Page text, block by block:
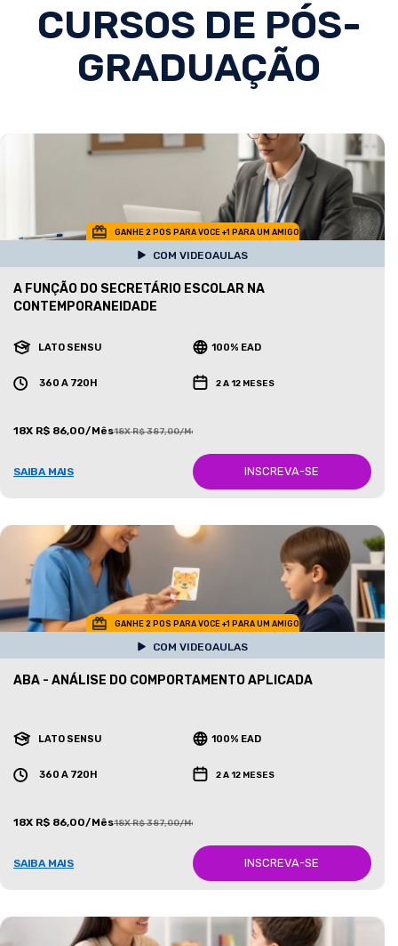
CURSOS DE PÓS-
GRADUAÇÃO
GANHE 2 POS PARA VOCE +1 PARA UM AMIGO
COM VIDEOAULAS
A FUNÇÃO DO SECRETÁRIO ESCOLAR NA
CONTEMPORANEIDADE
LATO SENSU 100% EAD
360 A 720H 2 A 12 MESES
18X R$ 86,00/Mês18X R$ 387,00/Mês
SAIBA MAIS INSCREVA-SE
GANHE 2 POS PARA VOCE +1 PARA UM AMIGO
COM VIDEOAULAS
ABA - ANÁLISE DO COMPORTAMENTO APLICADA
LATO SENSU 100% EAD
360 A 720H 2 A 12 MESES
18X R$ 86,00/Mês18X R$ 387,00/Mês
SAIBA MAIS INSCREVA-SE